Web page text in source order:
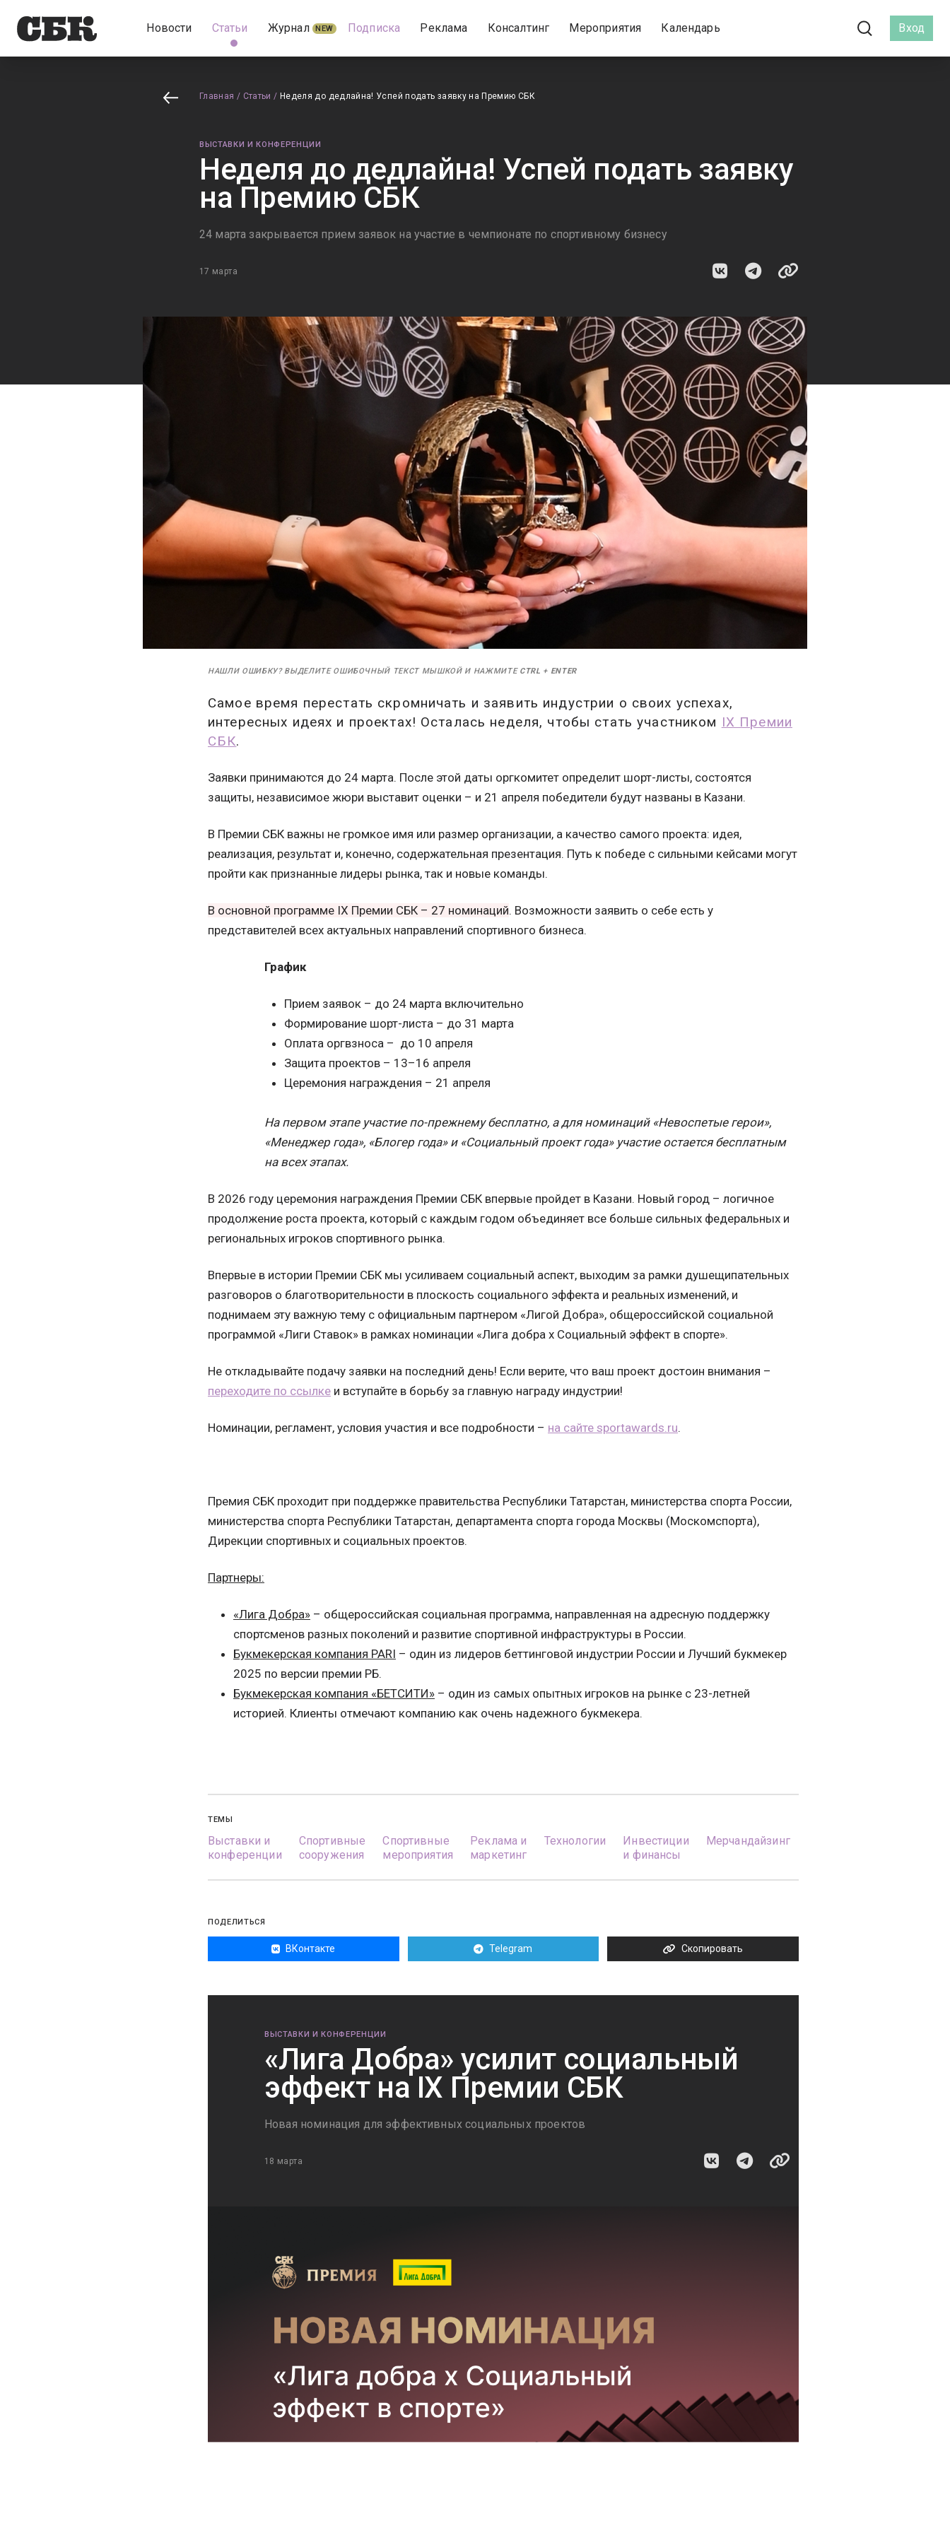
Новости Статьи Журнал NEW Подписка Реклама Консалтинг Мероприятия Календарь Вход
Главная / Статьи / Неделя до дедлайна! Успей подать заявку на Премию СБК
ВЫСТАВКИ И КОНФЕРЕНЦИИ
Неделя до дедлайна! Успей подать заявку
на Премию СБК
24 марта закрывается прием заявок на участие в чемпионате по спортивному бизнесу
17 марта
НАШЛИ ОШИБКУ? ВЫДЕЛИТЕ ОШИБОЧНЫЙ ТЕКСТ МЫШКОЙ И НАЖМИТЕ CTRL + ENTER
Самое время перестать скромничать и заявить индустрии о своих успехах,
интересных идеях и проектах! Осталась неделя, чтобы стать участником IX Премии
СБК.
Заявки принимаются до 24 марта. После этой даты оргкомитет определит шорт-листы, состоятся
защиты, независимое жюри выставит оценки – и 21 апреля победители будут названы в Казани.
В Премии СБК важны не громкое имя или размер организации, а качество самого проекта: идея,
реализация, результат и, конечно, содержательная презентация. Путь к победе с сильными кейсами могут
пройти как признанные лидеры рынка, так и новые команды.
В основной программе IX Премии СБК – 27 номинаций. Возможности заявить о себе есть у
представителей всех актуальных направлений спортивного бизнеса.
График
Прием заявок – до 24 марта включительно
Формирование шорт-листа – до 31 марта
Оплата оргвзноса – до 10 апреля
Защита проектов – 13–16 апреля
Церемония награждения – 21 апреля
На первом этапе участие по-прежнему бесплатно, а для номинаций «Невоспетые герои»,
«Менеджер года», «Блогер года» и «Социальный проект года» участие остается бесплатным
на всех этапах.
В 2026 году церемония награждения Премии СБК впервые пройдет в Казани. Новый город – логичное
продолжение роста проекта, который с каждым годом объединяет все больше сильных федеральных и
региональных игроков спортивного рынка.
Впервые в истории Премии СБК мы усиливаем социальный аспект, выходим за рамки душещипательных
разговоров о благотворительности в плоскость социального эффекта и реальных изменений, и
поднимаем эту важную тему с официальным партнером «Лигой Добра», общероссийской социальной
программой «Лиги Ставок» в рамках номинации «Лига добра х Социальный эффект в спорте».
Не откладывайте подачу заявки на последний день! Если верите, что ваш проект достоин внимания –
переходите по ссылке и вступайте в борьбу за главную награду индустрии!
Номинации, регламент, условия участия и все подробности – на сайте sportawards.ru.
Премия СБК проходит при поддержке правительства Республики Татарстан, министерства спорта России,
министерства спорта Республики Татарстан, департамента спорта города Москвы (Москомспорта),
Дирекции спортивных и социальных проектов.
Партнеры:
«Лига Добра» – общероссийская социальная программа, направленная на адресную поддержку
спортсменов разных поколений и развитие спортивной инфраструктуры в России.
Букмекерская компания PARI – один из лидеров беттинговой индустрии России и Лучший букмекер
2025 по версии премии РБ.
Букмекерская компания «БЕТСИТИ» – один из самых опытных игроков на рынке с 23-летней
историей. Клиенты отмечают компанию как очень надежного букмекера.
ТЕМЫ
Выставки и
конференции
Спортивные
сооружения
Спортивные
мероприятия
Реклама и
маркетинг
Технологии
Инвестиции
и финансы
Мерчандайзинг
ПОДЕЛИТЬСЯ
ВКонтакте Telegram Скопировать
ВЫСТАВКИ И КОНФЕРЕНЦИИ
«Лига Добра» усилит социальный
эффект на IX Премии СБК
Новая номинация для эффективных социальных проектов
18 марта